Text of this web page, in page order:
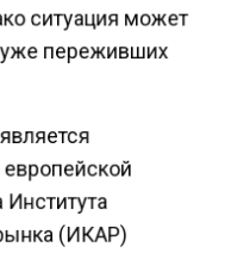
ситуация может
уже переживших
Института
(ИКАР)